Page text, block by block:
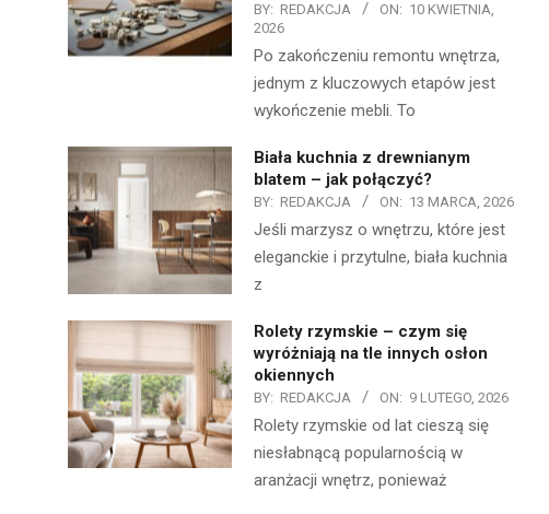
BY: REDAKCJA ON: 10 KWIETNIA,
2026
Po zakończeniu remontu wnętrza,
jednym z kluczowych etapów jest
wykończenie mebli. To
Biała kuchnia z drewnianym
blatem – jak połączyć?
BY: REDAKCJA ON: 13 MARCA, 2026
Jeśli marzysz o wnętrzu, które jest
eleganckie i przytulne, biała kuchnia
z
Rolety rzymskie – czym się
wyróżniają na tle innych osłon
okiennych
BY: REDAKCJA ON: 9 LUTEGO, 2026
Rolety rzymskie od lat cieszą się
niesłabnącą popularnością w
aranżacji wnętrz, ponieważ